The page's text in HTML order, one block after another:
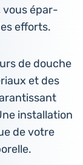
vous épar­
efforts.
de douche
et des
ins­tal­la­tion
de votre